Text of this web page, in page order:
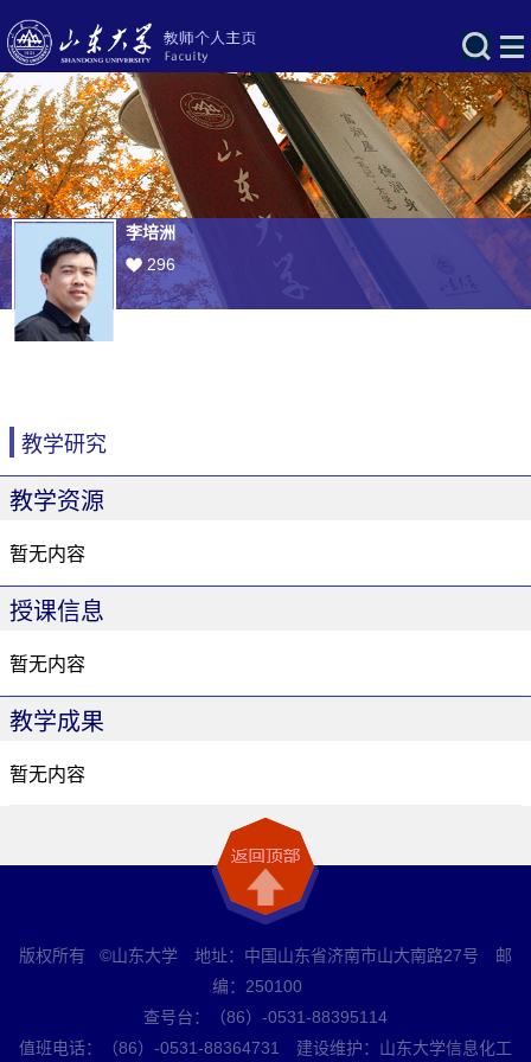
李培洲
296
教学研究
教学资源
暂无内容
授课信息
暂无内容
教学成果
暂无内容
版权所有 ©山东大学 地址：中国山东省济南市山大南路27号 邮
编：250100
查号台：（86）-0531-88395114
值班电话：（86）-0531-88364731 建设维护：山东大学信息化工